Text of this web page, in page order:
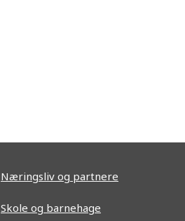
Næringsliv og partnere
Skole og barnehage